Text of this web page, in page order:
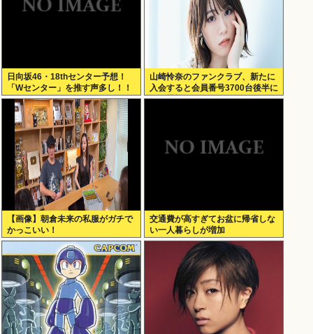
日向坂46・18thセンター予想！
「Wセンター」を推す声多し！！
山崎怜奈のファンクラブ、新たに
入会すると会員番号3700台後半に
なる模様www
【画像】朝倉未来の私服がガチで
かっこいい！
交通費が高すぎてお盆に帰省しな
い一人暮らしが増加